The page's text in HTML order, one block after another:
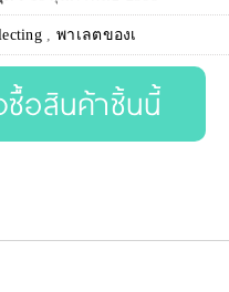
, พาเลตของเ
ซื้อสินค้าชิ้นนี้